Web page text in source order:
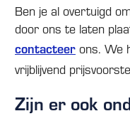
Ben je al overtuigd
door ons te laten
contacteer ons. We
vrijblijvend
Zijn er ook